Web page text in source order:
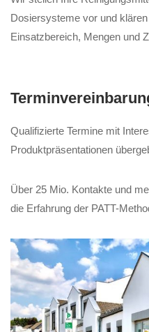
Dosiersysteme vor und
Einsatzbereich, Mengen und
Qualifizierte Termine mit
Produktpräsentationen
Über 25 Mio. Kontakte und
die Erfahrung der PATT-